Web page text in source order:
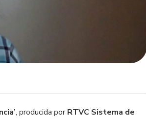
, producida porRTVC Sistema de